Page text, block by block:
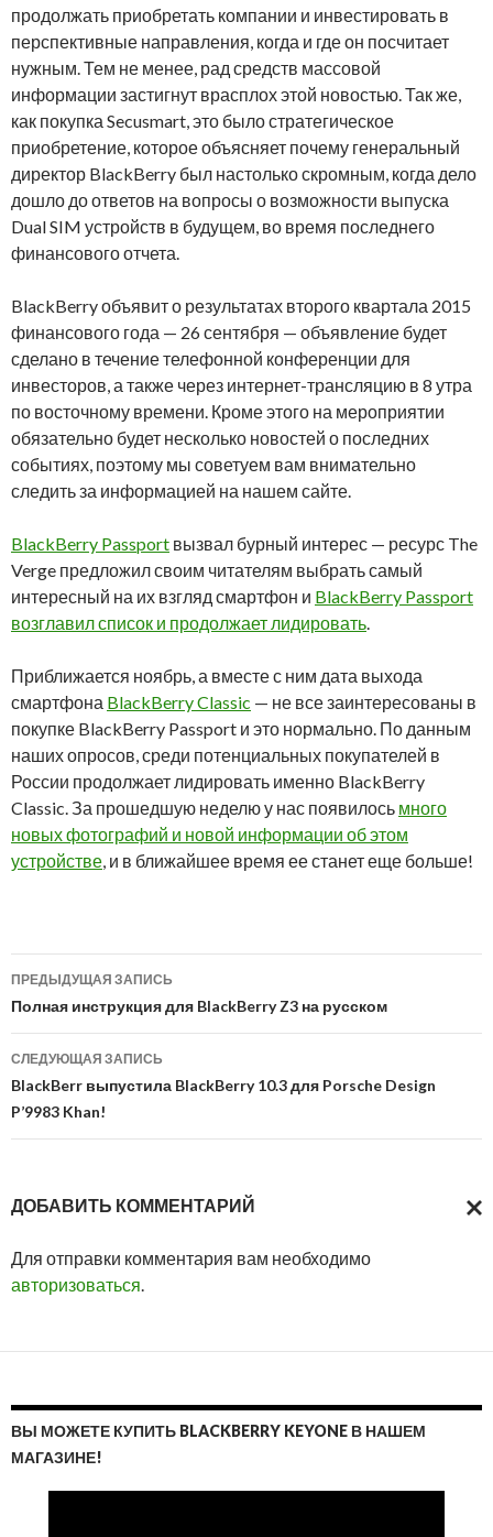
продолжать приобретать компании и инвестировать в
перспективные направления, когда и где он посчитает
нужным. Тем не менее, рад средств массовой
информации застигнут врасплох этой новостью. Так же,
как покупка Secusmart, это было стратегическое
приобретение, которое объясняет почему генеральный
директор BlackBerry был настолько скромным, когда дело
дошло до ответов на вопросы о возможности выпуска
Dual SIM устройств в будущем, во время последнего
финансового отчета.
BlackBerry объявит о результатах второго квартала 2015
финансового года — 26 сентября — объявление будет
сделано в течение телефонной конференции для
инвесторов, а также через интернет-трансляцию в 8 утра
по восточному времени. Кроме этого на мероприятии
обязательно будет несколько новостей о последних
событиях, поэтому мы советуем вам внимательно
следить за информацией на нашем сайте.
BlackBerry Passport вызвал бурный интерес — ресурс The
Verge предложил своим читателям выбрать самый
интересный на их взгляд смартфон и BlackBerry Passport
возглавил список и продолжает лидировать.
Приближается ноябрь, а вместе с ним дата выхода
смартфона BlackBerry Classic — не все заинтересованы в
покупке BlackBerry Passport и это нормально. По данным
наших опросов, среди потенциальных покупателей в
России продолжает лидировать именно BlackBerry
Classic. За прошедшую неделю у нас появилось много
новых фотографий и новой информации об этом
устройстве, и в ближайшее время ее станет еще больше!
Навигация
по
записям
ПРЕДЫДУЩАЯ ЗАПИСЬ
Полная инструкция для BlackBerry Z3 на русском
СЛЕДУЮЩАЯ ЗАПИСЬ
BlackBerr выпустила BlackBerry 10.3 для Porsche Design
P’9983 Khan!
ДОБАВИТЬ КОММЕНТАРИЙ
Для отправки комментария вам необходимо
авторизоваться.
ВЫ МОЖЕТЕ КУПИТЬ BLACKBERRY KEYONE В НАШЕМ
МАГАЗИНЕ!